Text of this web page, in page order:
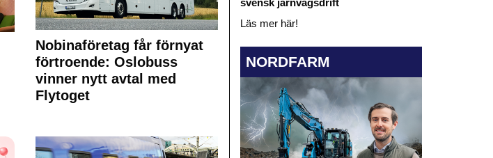
Nobinaföretag får förnyat
förtroende: Oslobuss
vinner nytt avtal med
Flytoget
svensk järnvägsdrift
Läs mer här!
NORDFARM